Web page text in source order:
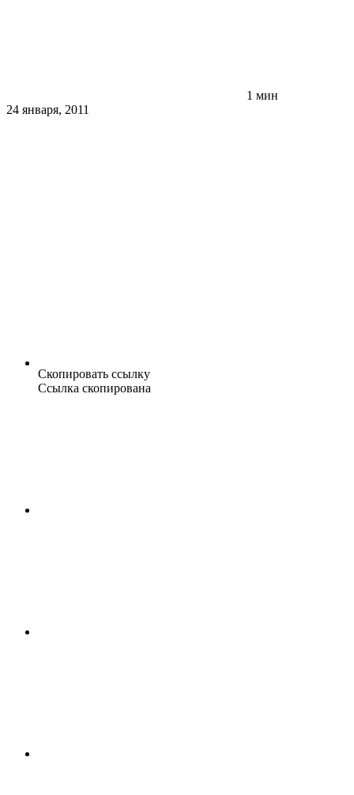
1 мин
24 января, 2011
Скопировать ссылку
Ссылка скопирована